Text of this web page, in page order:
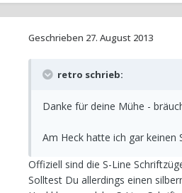
Geschrieben 27. August 2013
retro schrieb:
Danke für deine Mühe -
Am Heck hatte ich gar keinen
Offiziell sind die S-Line
Solltest Du allerdings einen